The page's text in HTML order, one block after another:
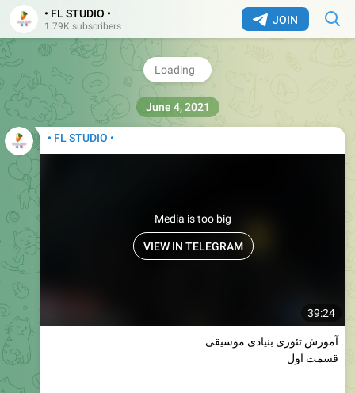
JOIN
• FL STUDIO •
1.79K subscribers
• FL STUDIO •
39:24
Media is too big
VIEW IN TELEGRAM
آموزش تئوری بنیادی موسیقی
قسمت اول
June 4, 2021